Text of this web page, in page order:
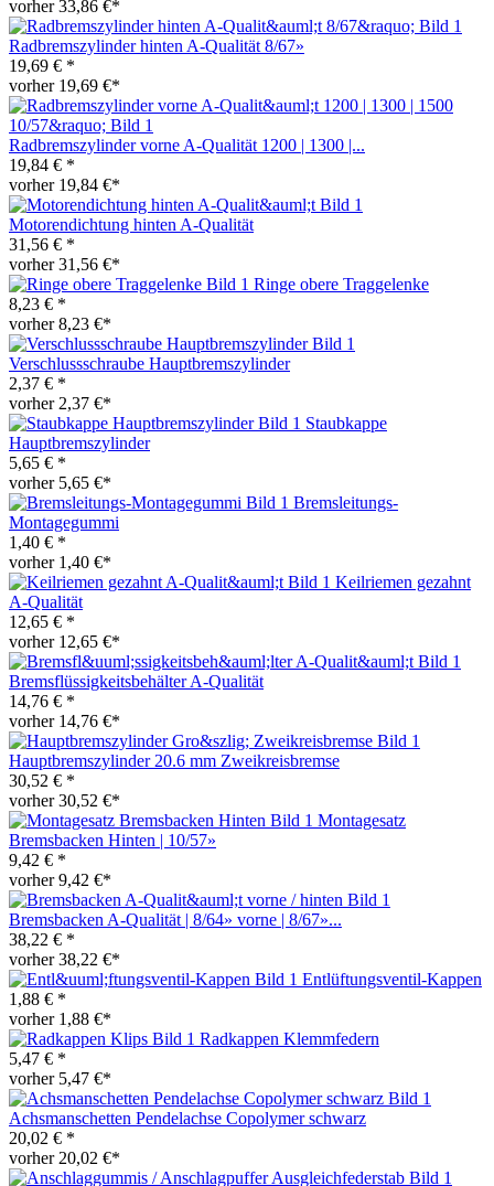
vorher 33,86 €*
Radbremszylinder hinten A-Qualität 8/67»
19,69 € *
vorher 19,69 €*
Radbremszylinder vorne A-Qualität 1200 | 1300 |...
19,84 € *
vorher 19,84 €*
Motorendichtung hinten A-Qualität
31,56 € *
vorher 31,56 €*
Ringe obere Traggelenke
8,23 € *
vorher 8,23 €*
Verschlussschraube Hauptbremszylinder
2,37 € *
vorher 2,37 €*
Staubkappe
Hauptbremszylinder
5,65 € *
vorher 5,65 €*
Bremsleitungs-
Montagegummi
1,40 € *
vorher 1,40 €*
Keilriemen gezahnt
A-Qualität
12,65 € *
vorher 12,65 €*
Bremsflüssigkeitsbehälter A-Qualität
14,76 € *
vorher 14,76 €*
Hauptbremszylinder 20.6 mm Zweikreisbremse
30,52 € *
vorher 30,52 €*
Montagesatz
Bremsbacken Hinten | 10/57»
9,42 € *
vorher 9,42 €*
Bremsbacken A-Qualität | 8/64» vorne | 8/67»...
38,22 € *
vorher 38,22 €*
Entlüftungsventil-Kappen
1,88 € *
vorher 1,88 €*
Radkappen Klemmfedern
5,47 € *
vorher 5,47 €*
Achsmanschetten Pendelachse Copolymer schwarz
20,02 € *
vorher 20,02 €*